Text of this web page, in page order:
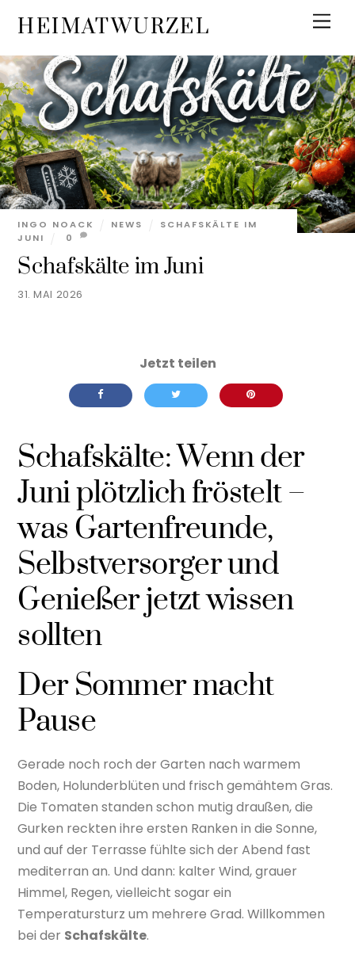
content
HEIMATWURZEL
31. MAI 2026
Schafskälte im Juni
INGO NOACK NEWS
SCHAFSKÄLTE IM
JUNI
0
Schafskälte: Wenn der
Juni plötzlich fröstelt –
was Gartenfreunde,
Selbstversorger und
Genießer jetzt wissen
sollten
Der Sommer macht
Pause
Gerade noch roch der Garten nach warmem
Boden, Holunderblüten und frisch gemähtem Gras.
Die Tomaten standen schon mutig draußen, die
Gurken reckten ihre ersten Ranken in die Sonne,
und auf der Terrasse fühlte sich der Abend fast
mediterran an. Und dann: kalter Wind, grauer
Himmel, Regen, vielleicht sogar ein
Temperatursturz um mehrere Grad. Willkommen
bei der Schafskälte.